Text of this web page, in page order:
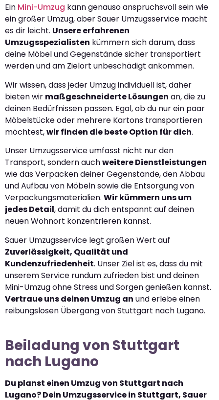
Ein Mini-Umzug kann genauso anspruchsvoll sein wie
ein großer Umzug, aber Sauer Umzugsservice macht
es dir leicht. Unsere erfahrenen
Umzugsspezialisten kümmern sich darum, dass
deine Möbel und Gegenstände sicher transportiert
werden und am Zielort unbeschädigt ankommen.
Wir wissen, dass jeder Umzug individuell ist, daher
bieten wir maßgeschneiderte Lösungen an, die zu
deinen Bedürfnissen passen. Egal, ob du nur ein paar
Möbelstücke oder mehrere Kartons transportieren
möchtest,wir finden die beste Option für dich.
Unser Umzugsservice umfasst nicht nur den
Transport, sondern auchweitere Dienstleistungen
wie das Verpacken deiner Gegenstände, den Abbau
und Aufbau von Möbeln sowie die Entsorgung von
Verpackungsmaterialien. Wir kümmern uns um
jedes Detail, damit du dich entspannt auf deinen
neuen Wohnort konzentrieren kannst.
Sauer Umzugsservice legt großen Wert auf
Zuverlässigkeit, Qualität und
Kundenzufriedenheit. Unser Ziel ist es, dass du mit
unserem Service rundum zufrieden bist und deinen
Mini-Umzug ohne Stress und Sorgen genießen kannst.
Vertraue uns deinen Umzug an und erlebe einen
reibungslosen Übergang von Stuttgart nach Lugano.
Beiladung von Stuttgart
nach Lugano
Du planst einen Umzug von Stuttgart nach
Lugano? Dein Umzugsservice in Stuttgart, Sauer